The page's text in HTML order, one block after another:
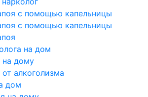
с помощью капельницы
с помощью капельницы
на дом
на дому
алкоголизма
дом